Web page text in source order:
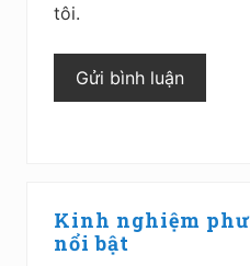
tôi.
Sidebar
chính
Kinh nghiệm
nổi bật